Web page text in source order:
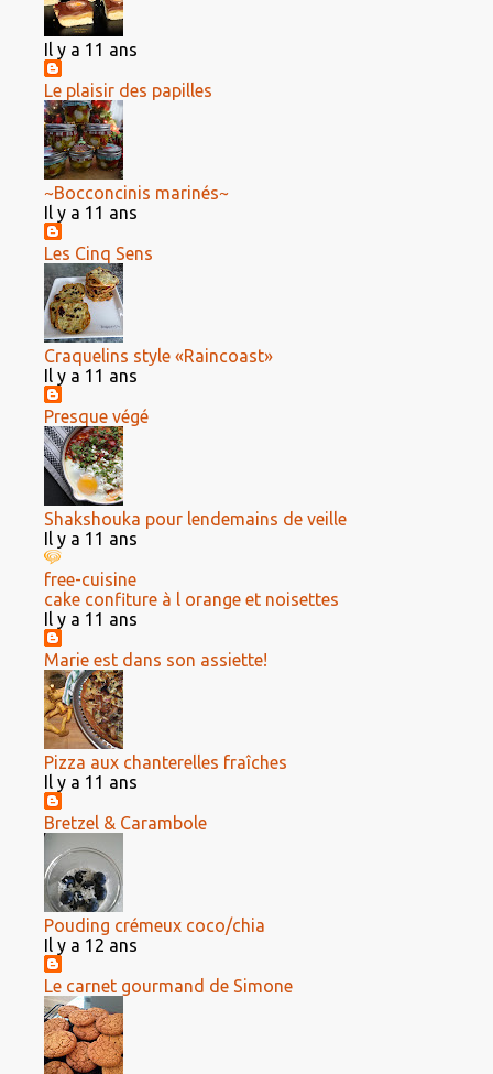
Il y a 11 ans
Le plaisir des papilles
~Bocconcinis marinés~
Il y a 11 ans
Les Cinq Sens
Craquelins style «Raincoast»
Il y a 11 ans
Presque végé
Shakshouka pour lendemains de veille
Il y a 11 ans
free-cuisine
cake confiture à l orange et noisettes
Il y a 11 ans
Marie est dans son assiette!
Pizza aux chanterelles fraîches
Il y a 11 ans
Bretzel & Carambole
Pouding crémeux coco/chia
Il y a 12 ans
Le carnet gourmand de Simone